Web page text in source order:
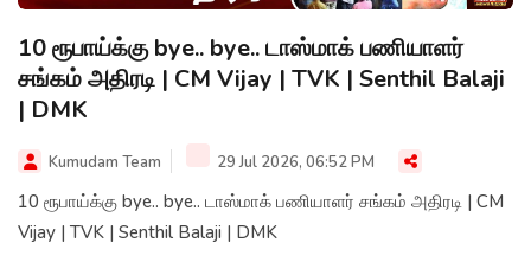
10 ரூபாய்க்கு bye.. bye.. டாஸ்மாக் பணியாளர்
சங்கம் அதிரடி | CM Vijay | TVK | Senthil Balaji
| DMK
Kumudam Team 29 Jul 2026, 06:52 PM
10 ரூபாய்க்கு bye.. bye.. டாஸ்மாக் பணியாளர் சங்கம் அதிரடி | CM
Vijay | TVK | Senthil Balaji | DMK